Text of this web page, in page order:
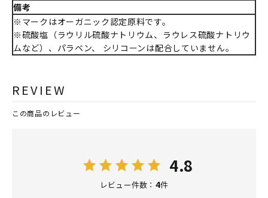
備考
※マークはオーガニック認定原料です。
※硫酸塩（ラウリル硫酸ナトリウム、ラウレス硫酸ナトリウ
ムなど）、パラベン、 シリコーンは配合していません。
REVIEW
この商品のレビュー
4.8
レビュー件数： 4件